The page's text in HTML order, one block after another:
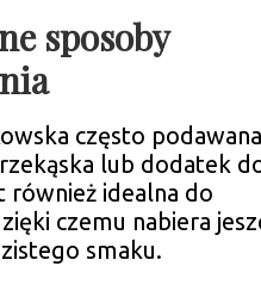
sposoby
często
lub dodatek
również idealna do
czemu nabiera
smaku.